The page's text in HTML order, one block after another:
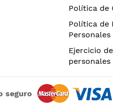
Política de
Política de
Personales
Ejercicio
personales
seguro